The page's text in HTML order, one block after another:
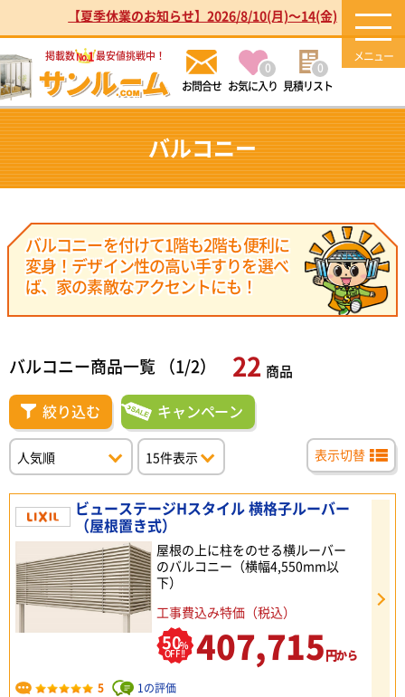
【夏季休業のお知らせ】2026/8/10(月)～14(金)
掲載数No.1最安値挑戦中！
お気に入り
0
見積リスト
0
バルコニー
バルコニーを付けて1階も2階も便利に
変身！デザイン性の高い手すりを選べ
ば、家の素敵なアクセントにも！
バルコニー商品一覧 （1/2） 22 商品
絞り込む キャンペーン
表示切替
ビューステージHスタイル 横格子ルーバー
（屋根置き式）
屋根の上に柱をのせる横ルーバー
のバルコニー（横幅4,550mm以
下）
工事費込み特価（税込）
50%
OFF!! 407,715円から
5 1の評価